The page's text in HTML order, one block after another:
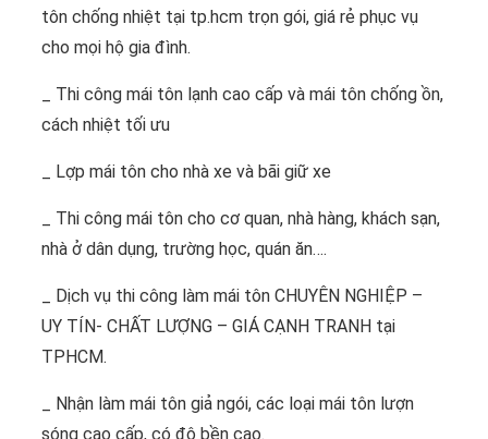
tôn chống nhiệt tại tp.hcm trọn gói, giá rẻ phục vụ
cho mọi hộ gia đình.
_ Thi công mái tôn lạnh cao cấp và mái tôn chống ồn,
cách nhiệt tối ưu
_ Lợp mái tôn cho nhà xe và bãi giữ xe
_ Thi công mái tôn cho cơ quan, nhà hàng, khách sạn,
nhà ở dân dụng, trường học, quán ăn….
_ Dịch vụ thi công làm mái tôn CHUYÊN NGHIỆP –
UY TÍN- CHẤT LƯỢNG – GIÁ CẠNH TRANH tại
TPHCM.
_ Nhận làm mái tôn giả ngói, các loại mái tôn lượn
sóng cao cấp, có độ bền cao.